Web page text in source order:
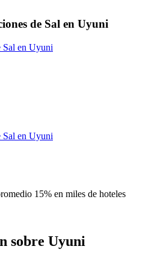
de Sal en Uyuni
Sal en Uyuni
Sal en Uyuni
15% en miles de hoteles
sobre Uyuni